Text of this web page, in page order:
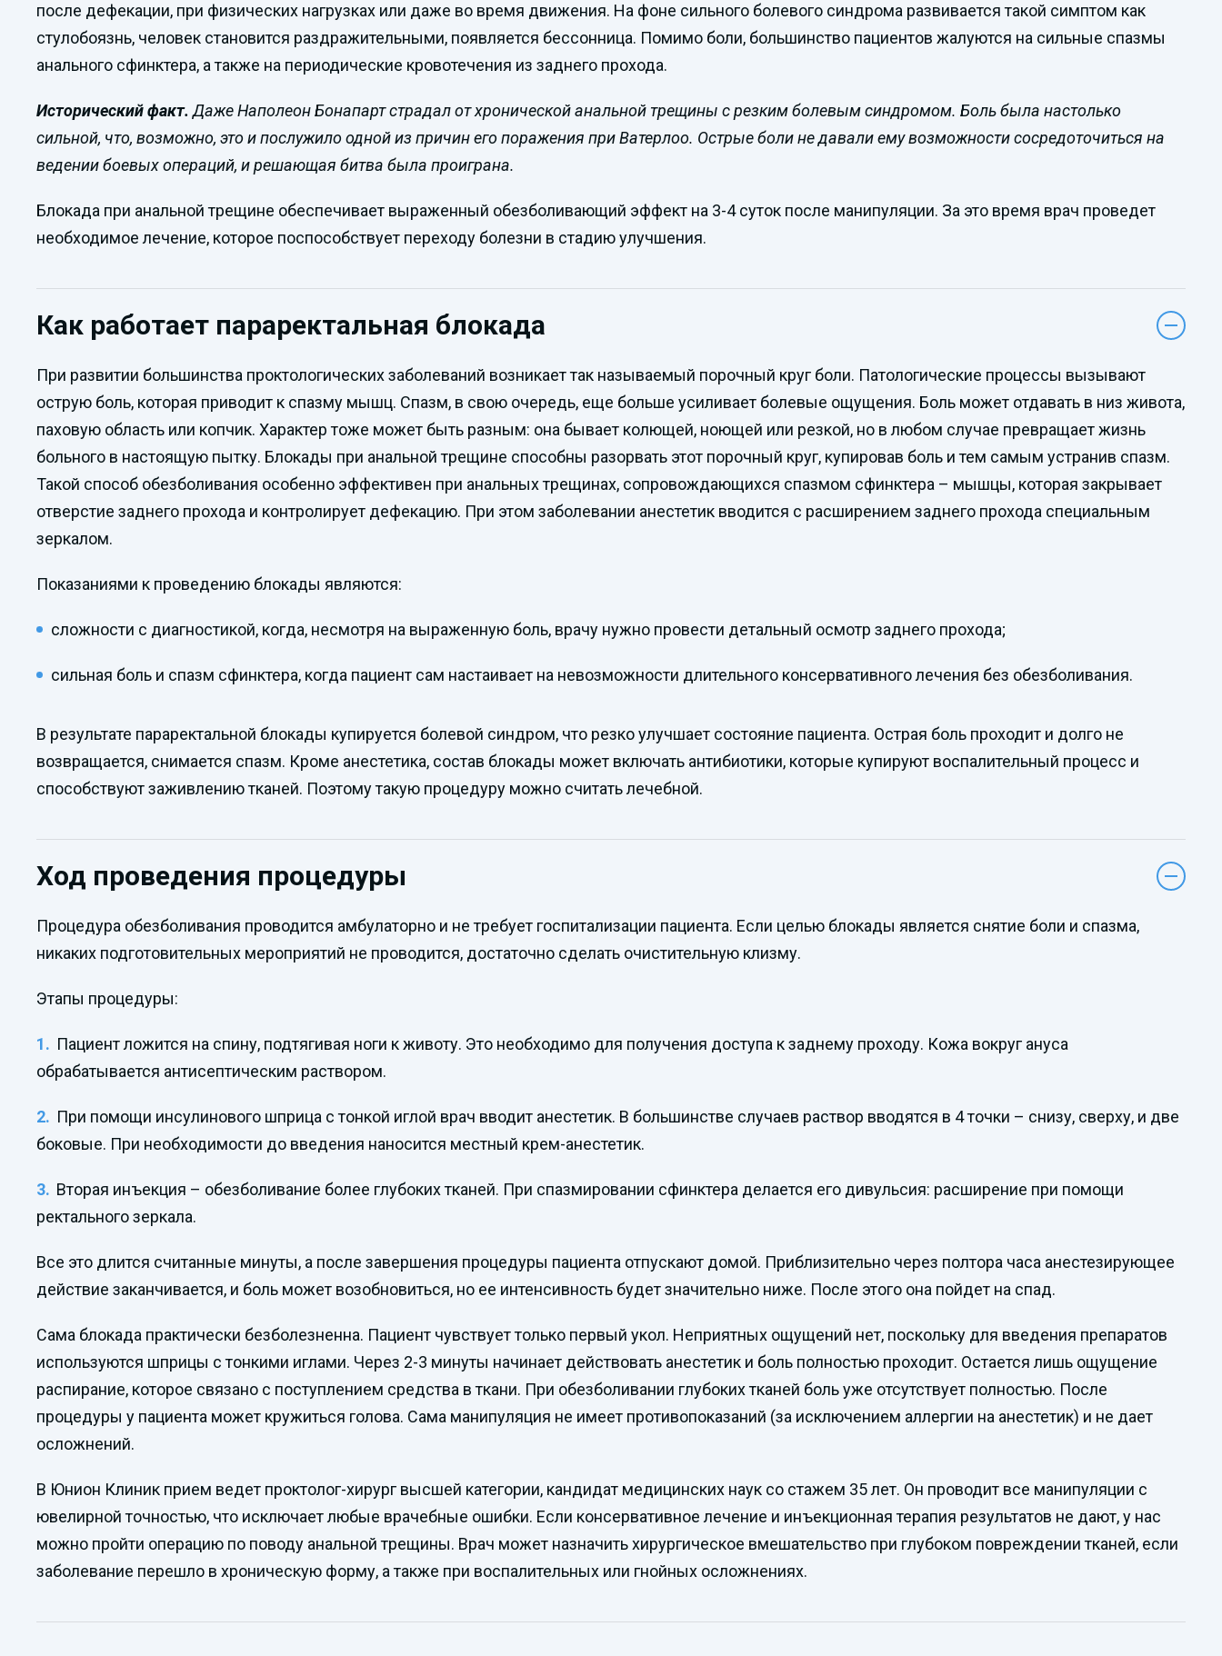
после дефекации, при физических нагрузках или даже во время движения. На фоне сильного болевого синдрома развивается такой симптом как
стулобоязнь, человек становится раздражительными, появляется бессонница. Помимо боли, большинство пациентов жалуются на сильные спазмы
анального сфинктера, а также на периодические кровотечения из заднего прохода.
Исторический факт.Даже Наполеон Бонапарт страдал от хронической анальной трещины с резким болевым синдромом. Боль была настолько
сильной, что, возможно, это и послужило одной из причин его поражения при Ватерлоо. Острые боли не давали ему возможности сосредоточиться на
ведении боевых операций, и решающая битва была проиграна.
Блокада при анальной трещине обеспечивает выраженный обезболивающий эффект на 3-4 суток после манипуляции. За это время врач проведет
необходимое лечение, которое поспособствует переходу болезни в стадию улучшения.
Как работает параректальная блокада
При развитии большинства проктологических заболеваний возникает так называемый порочный круг боли. Патологические процессы вызывают
острую боль, которая приводит к спазму мышц. Спазм, в свою очередь, еще больше усиливает болевые ощущения. Боль может отдавать в низ живота,
паховую область или копчик. Характер тоже может быть разным: она бывает колющей, ноющей или резкой, но в любом случае превращает жизнь
больного в настоящую пытку. Блокады при анальной трещине способны разорвать этот порочный круг, купировав боль и тем самым устранив спазм.
Такой способ обезболивания особенно эффективен при анальных трещинах, сопровождающихся спазмом сфинктера – мышцы, которая закрывает
отверстие заднего прохода и контролирует дефекацию. При этом заболевании анестетик вводится с расширением заднего прохода специальным
зеркалом.
Показаниями к проведению блокады являются:
сложности с диагностикой, когда, несмотря на выраженную боль, врачу нужно провести детальный осмотр заднего прохода;
сильная боль и спазм сфинктера, когда пациент сам настаивает на невозможности длительного консервативного лечения без обезболивания.
В результате параректальной блокады купируется болевой синдром, что резко улучшает состояние пациента. Острая боль проходит и долго не
возвращается, снимается спазм. Кроме анестетика, состав блокады может включать антибиотики, которые купируют воспалительный процесс и
способствуют заживлению тканей. Поэтому такую процедуру можно считать лечебной.
Ход проведения процедуры
Процедура обезболивания проводится амбулаторно и не требует госпитализации пациента. Если целью блокады является снятие боли и спазма,
никаких подготовительных мероприятий не проводится, достаточно сделать очистительную клизму.
Этапы процедуры:
Пациент ложится на спину, подтягивая ноги к животу. Это необходимо для получения доступа к заднему проходу. Кожа вокруг ануса
обрабатывается антисептическим раствором.
При помощи инсулинового шприца с тонкой иглой врач вводит анестетик. В большинстве случаев раствор вводятся в 4 точки – снизу, сверху, и две
боковые. При необходимости до введения наносится местный крем-анестетик.
Вторая инъекция – обезболивание более глубоких тканей. При спазмировании сфинктера делается его дивульсия: расширение при помощи
ректального зеркала.
Все это длится считанные минуты, а после завершения процедуры пациента отпускают домой. Приблизительно через полтора часа анестезирующее
действие заканчивается, и боль может возобновиться, но ее интенсивность будет значительно ниже. После этого она пойдет на спад.
Сама блокада практически безболезненна. Пациент чувствует только первый укол. Неприятных ощущений нет, поскольку для введения препаратов
используются шприцы с тонкими иглами. Через 2-3 минуты начинает действовать анестетик и боль полностью проходит. Остается лишь ощущение
распирание, которое связано с поступлением средства в ткани. При обезболивании глубоких тканей боль уже отсутствует полностью. После
процедуры у пациента может кружиться голова. Сама манипуляция не имеет противопоказаний (за исключением аллергии на анестетик) и не дает
осложнений.
В Юнион Клиник прием ведет проктолог-хирург высшей категории, кандидат медицинских наук со стажем 35 лет. Он проводит все манипуляции с
ювелирной точностью, что исключает любые врачебные ошибки. Если консервативное лечение и инъекционная терапия результатов не дают, у нас
можно пройти операцию по поводу анальной трещины. Врач может назначить хирургическое вмешательство при глубоком повреждении тканей, если
заболевание перешло в хроническую форму, а также при воспалительных или гнойных осложнениях.